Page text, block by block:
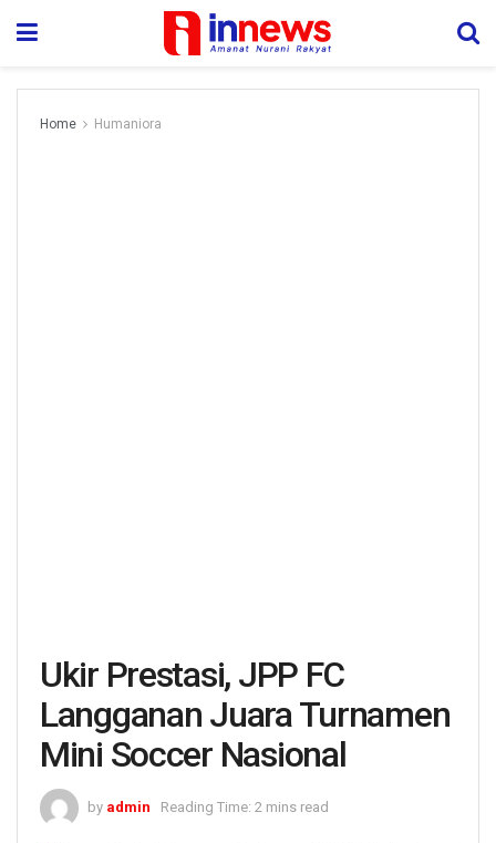
Home Humaniora
Ukir Prestasi, JPP FC
Langganan Juara Turnamen
Mini Soccer Nasional
by admin Reading Time: 2 mins read